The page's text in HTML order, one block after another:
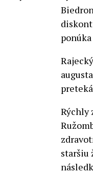
Rýchly
staršiu